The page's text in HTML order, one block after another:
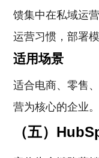
馈集中在私域运
运营习惯，部署
适用场景
适合电商、零售
营为核心的企业。
（五）